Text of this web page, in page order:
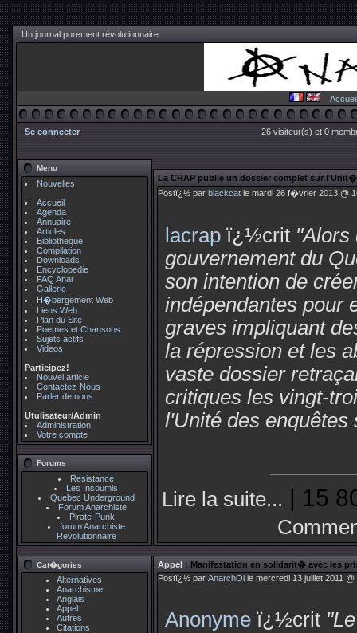
Un journal purement révolutionnaire
Accueil
Se connecter 26 visiteur(s) et 0
Menu
Nouvelles
Accueil
Agenda
Annuaire
Articles
Bibliotheque
Compilation
Downloads
Encyclopedie
FAQ Anar
Gallerie
H�bergement Web
Liens Web
Plan du Site
Poemes et Chansons
Sujets actifs
Videos
Participez!
Nouvel article
Contactez-Nous
Parler de nous
Utulisateur/Admin
Administration
Votre compte
Forums
Resistance
Les Insoumis
Quebec Underground
Forum Anarchiste
Pirate-Punk
forum Anarchiste
Revolutionnaire
Cat�gories
Alternatives
Anarchisme
Anglais
Appel
Autres
Citations
La CRAP publie un dossier complet sur
Postï¿½ par blackcat le mardi 26 f�vrier 2013 @
lacrap ï¿½crit "Alors
gouvernement du
son intention de
indépendantes pour
graves impliquant
la répression et les
vaste dossier
critiques les vingt-
l'Unité des enquêtes
Lire la suite... | 15
Appel : Manifestation en solidarit� avec les
Postï¿½ par AnarchOi le mercredi 13 juillet 2011
Anonyme ï¿½crit